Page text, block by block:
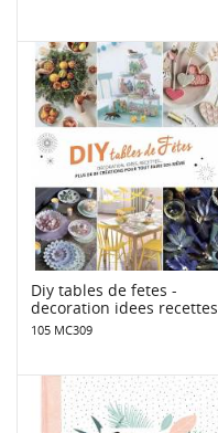
Diy tables de fetes -
decoration idees recettes
105 MC309